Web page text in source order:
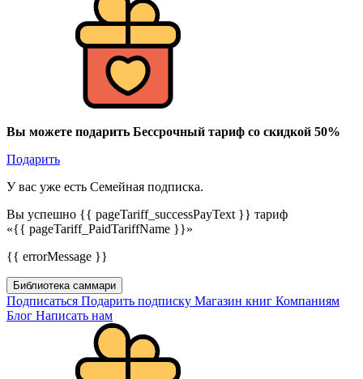
Вы можете подарить Бессрочный тариф со скидкой 50%
Подарить
У вас уже есть Семейная подписка.
Вы успешно {{ pageTariff_successPayText }} тариф
«{{ pageTariff_PaidTariffName }}»
{{ errorMessage }}
Библиотека саммари
Подписаться Подарить подписку Магазин книг Компаниям
Блог Написать нам